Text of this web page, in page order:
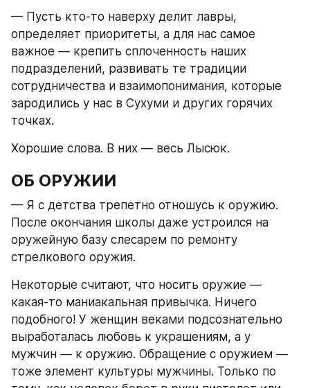
— Пусть кто-то наверху делит лавры,
определяет приоритеты, а для нас самое
важное — крепить сплоченность наших
подразделений, развивать те традиции
сотрудничества и взаимопонимания, которые
зародились у нас в Сухуми и других горячих
точках.
Хорошие слова. В них — весь Лысюк.
ОБ ОРУЖИИ
— Я с детства трепетно отношусь к оружию.
После окончания школы даже устроился на
оружейную базу слесарем по ремонту
стрелкового оружия.
Некоторые считают, что носить оружие —
какая-то маниакальная привычка. Ничего
подобного! У женщин веками подсознательно
выработалась любовь к украшениям, а у
мужчин — к оружию. Обращение с оружием —
тоже элемент культуры мужчины. Только по